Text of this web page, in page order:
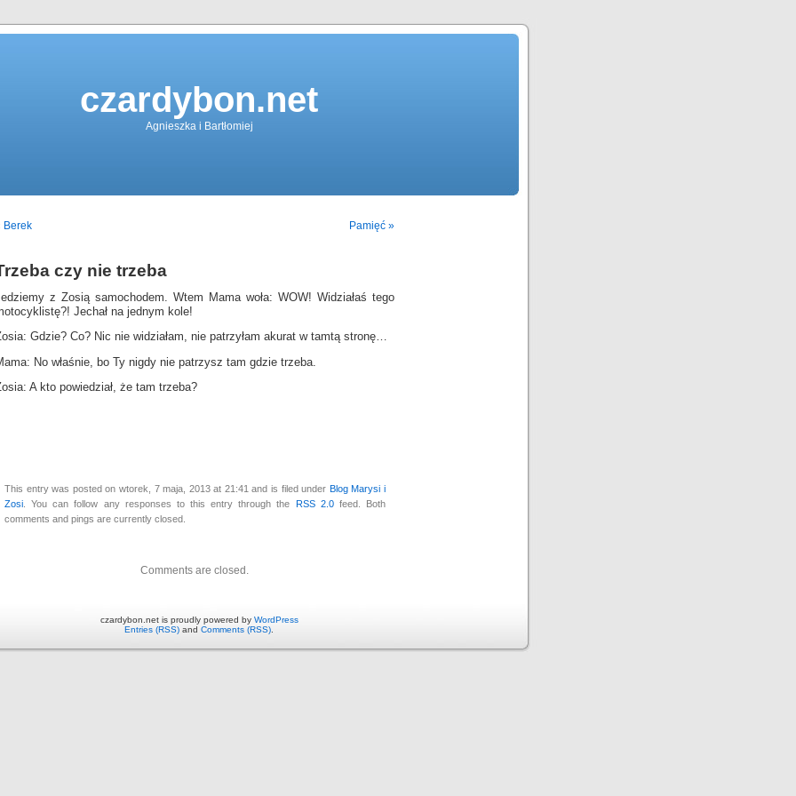
czardybon.net
Agnieszka i Bartłomiej
Berek Pamięć »
czy nie trzeba
z Zosią samochodem. Wtem Mama woła: WOW! Widziałaś tego
Jechał na jednym kole!
Gdzie? Co? Nic nie widziałam, nie patrzyłam akurat w tamtą stronę…
No właśnie, bo Ty nigdy nie patrzysz tam gdzie trzeba.
A kto powiedział, że tam trzeba?
This entry was posted on wtorek, 7 maja, 2013 at 21:41 and is filed under Blog Marysi i
Zosi . You can follow any responses to this entry through the RSS 2.0feed. Both
comments and pings are currently closed.
Comments are closed.
czardybon.net is proudly powered by WordPress
Entries (RSS) and Comments (RSS)